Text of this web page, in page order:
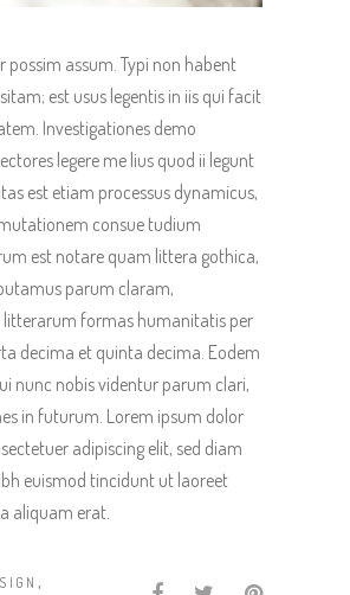
possim assum. Typi non habent
est usus legentis in iis qui facit
Investigationes demo
legere me lius quod ii legunt
est etiam processus dynamicus,
consue tudium
est notare quam littera gothica,
parum claram,
litterarum formas humanitatis per
decima et quinta decima. Eodem
nunc nobis videntur parum clari,
in futurum. Lorem ipsum dolor
adipiscing elit, sed diam
euismod tincidunt ut laoreet
aliquam erat.
,